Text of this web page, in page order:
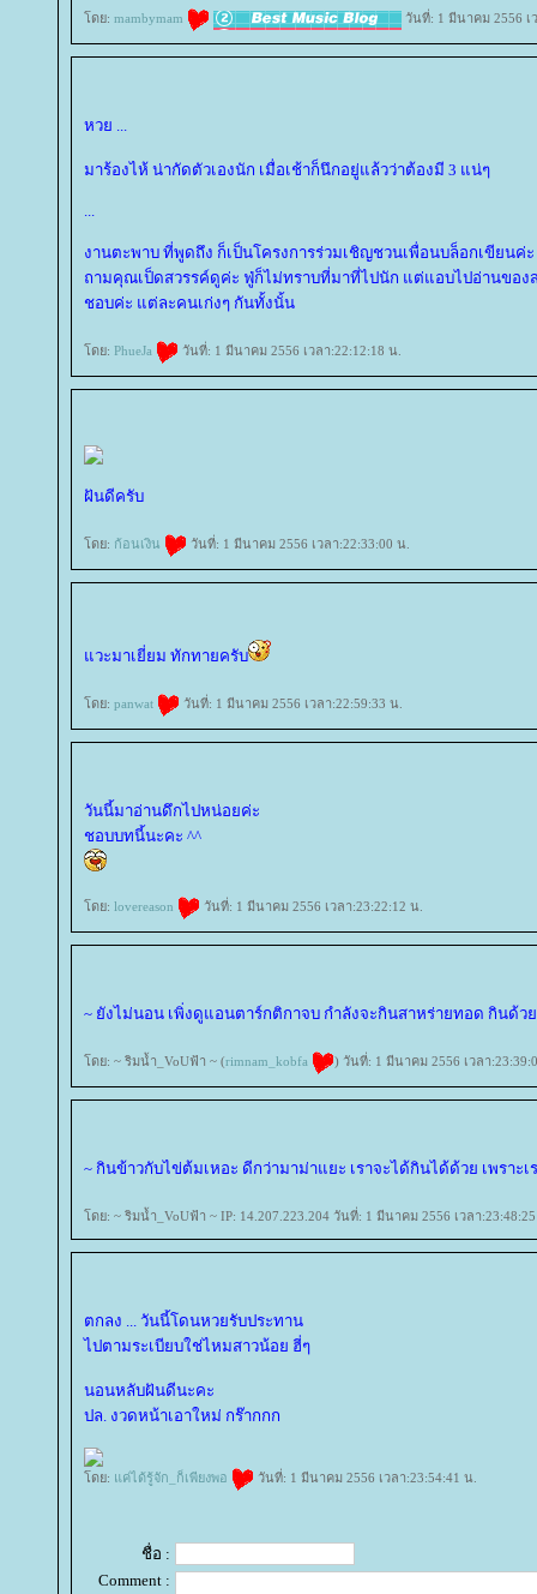
ดย: mambymam วันที่: 1 มีนาคม 2556 เ
หวย ...
มาร้องไห้ น่ากัดตัวเองนัก เมื่อเช้าก็นึกอยู่แล้วว่าต้องมี 3 แน่ๆ
...
งานตะพาบ ที่พูดถึง ก็เป็นโครงการร่วมเชิญชวนเพื่อนบล็อกเขียนค่
ถามคุณเป็ดสวรรค์ดูค่ะ ฟู่ก็ไม่ทราบที่มาที่ไปนัก แต่แอบไปอ่านของ
ชอบค่ะ แต่ละคนเก่งๆ กันทั้งนั้น
ดย: PhueJa วันที่: 1 มีนาคม 2556 เวลา:22:12:18 น.
ฝันดีครับ
ดย: ก้อนเงิน วันที่: 1 มีนาคม 2556 เวลา:22:33:00 น.
วะมาเยี่ยม ทักทายครับ
ดย: panwat วันที่: 1 มีนาคม 2556 เวลา:22:59:33 น.
วันนี้มาอ่านดึกไปหน่อยค่ะ
ชอบบทนี้นะคะ ^^
ดย: lovereason วันที่: 1 มีนาคม 2556 เวลา:23:22:12 น.
~ ยังไม่นอน เพิ่งดูแอนตาร์กติกาจบ กำลังจะกินสาหร่ายทอด กินด้ว
ดย: ~ ริมน้ำ_VoUฟ้า ~ (rimnam_kobfa ) วันที่: 1 มีนาคม 2556 เวลา
~ กินข้าวกับไข่ต้มเหอะ ดีกว่ามาม่าแยะ เราจะได้กินได้ด้วย เพราะเ
ดย: ~ ริมน้ำ_VoUฟ้า ~ IP: 14.207.223.204 วันที่: 1 มีนาคม 2556 เวลา
ตกลง ... วันนี้โดนหวยรับประทาน
ไปตามระเบียบใช่ไหมสาวน้อย ฮี่ๆ
นอนหลับฝันดีนะคะ
ปล. งวดหน้าเอาใหม่ กร๊ากกก
ดย: ค่ได้รู้จัก_ก็เพียงพอ วันที่: 1 มีนาคม 2556 เวลา:23:54:41 น.
ชื่อ :
Comment :